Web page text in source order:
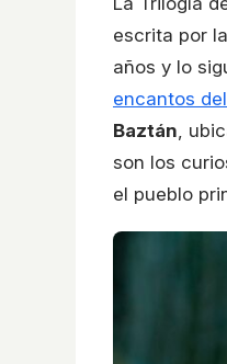
escrita por
años y lo
encantos
Baztán ,
son los
el pueblo